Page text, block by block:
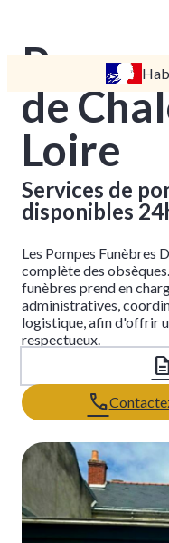
DEVIS
DÉMARCHES
CRÉMATION /
TRANSPORT
ORGANISATION /
URGENCE /
AGENCES
SAINT-GEORGES-
CHALONNES-SUR-
de
Loire
Services de
disponibles
Les Pompes Funèbres
complète des
funèbres prend en
administratives,
logistique, afin d'offrir
respectueux.